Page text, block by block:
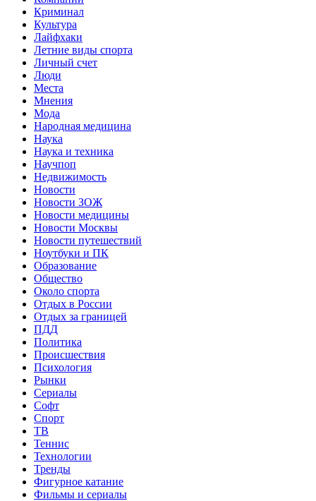
Криминал
Культура
Лайфхаки
Летние виды спорта
Личный счет
Люди
Места
Мнения
Мода
Народная медицина
Наука
Наука и техника
Научпоп
Недвижимость
Новости
Новости ЗОЖ
Новости медицины
Новости Москвы
Новости путешествий
Ноутбуки и ПК
Образование
Общество
Около спорта
Отдых в России
Отдых за границей
ПДД
Политика
Происшествия
Психология
Рынки
Сериалы
Софт
Спорт
ТВ
Теннис
Технологии
Тренды
Фигурное катание
Фильмы и сериалы